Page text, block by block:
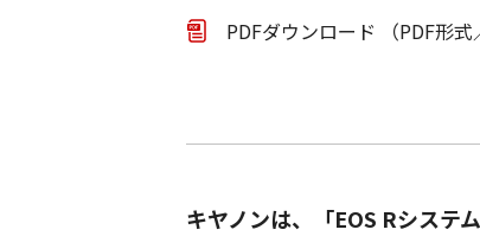
PDFダウンロード （PDF形式
キヤノンは、「EOS Rシステ